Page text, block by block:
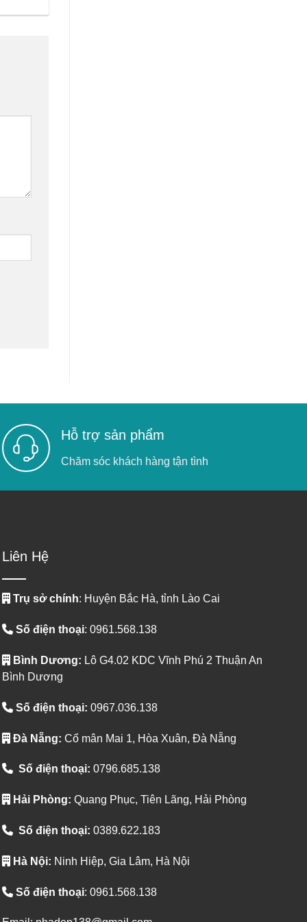
Hỗ trợ sản phẩm
Chăm sóc khách hàng tận tình
Liên Hệ
Trụ sở chính: Huyện Bắc Hà, tỉnh Lào Cai
Số điện thoại: 0961.568.138
Bình Dương: Lô G4.02 KDC Vĩnh Phú 2 Thuận An
Bình Dương
Số điện thoại: 0967.036.138
Đà Nẵng: Cổ mân Mai 1, Hòa Xuân, Đà Nẵng
Số điện thoại: 0796.685.138
Hải Phòng: Quang Phục, Tiên Lãng, Hải Phòng
Số điện thoại: 0389.622.183
Hà Nội: Ninh Hiệp, Gia Lâm, Hà Nội
Số điện thoại: 0961.568.138